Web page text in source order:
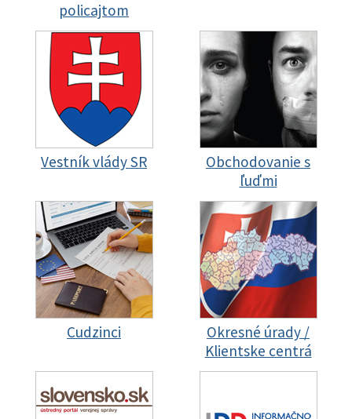
policajtom
Vestník vlády SR
Obchodovanie s
ľuďmi
Cudzinci
Okresné úrady /
Klientske centrá